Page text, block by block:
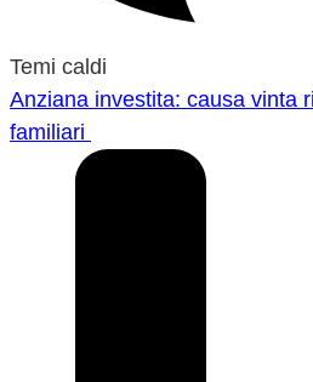
Temi caldi
Anziana investita: causa vinta
familiari